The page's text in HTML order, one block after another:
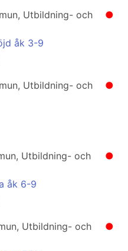
●
Utbildning- och
åk 3-9
●
Utbildning- och
●
Utbildning- och
åk 6-9
●
Utbildning- och